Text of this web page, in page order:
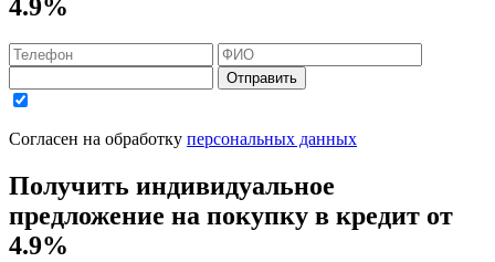
4.9%
Отправить
Согласен на обработку персональных данных
Получить индивидуальное
предложение на покупку в кредит от
4.9%